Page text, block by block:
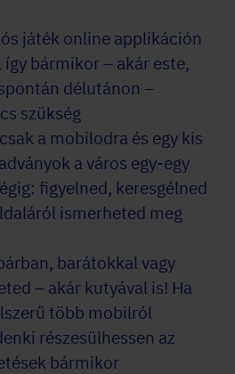
játék online applikáción
bármikor – akár este,
délutánon –
szükség
a mobilodra és egy kis
a város egy-egy
figyelned, keresgélned
ismerheted meg
barátokkal vagy
– akár kutyával is! Ha
több mobilról
részesülhessen az
bármikor